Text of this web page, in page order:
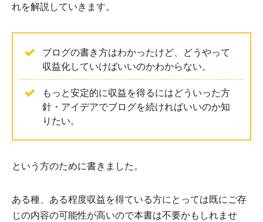
れを解説していきます。
ブログの書き方はわかったけど、どうやって
収益化していけばいいのかわからない。
もっと安定的に収益を得るにはどういった方
針・アイデアでブログを続ければいいのか知
りたい。
という方のために書きました。
ある種、ある程度収益を得ている方にとっては既にご存
じの内容の可能性が高いので本書は不要かもしれませ